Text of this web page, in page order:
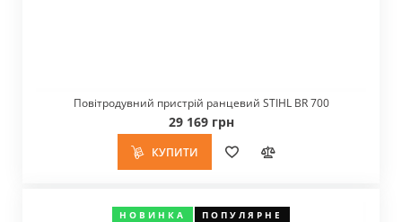
Повітродувний пристрій ранцевий STIHL BR 700
29 169 грн
КУПИТИ
НОВИНКА ПОПУЛЯРНЕ